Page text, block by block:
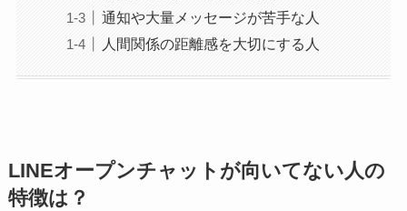
通知や大量メッセージが苦手な人
人間関係の距離感を大切にする人
LINEオープンチャットが向いてない人の
特徴は？